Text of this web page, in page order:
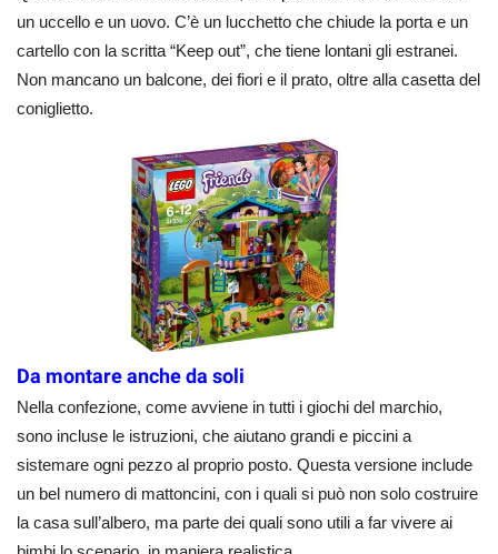
un uccello e un uovo. C’è un lucchetto che chiude la porta e un
cartello con la scritta “Keep out”, che tiene lontani gli estranei.
Non mancano un balcone, dei fiori e il prato, oltre alla casetta del
coniglietto.
Da montare anche da soli
Nella confezione, come avviene in tutti i giochi del marchio,
sono incluse le istruzioni, che aiutano grandi e piccini a
sistemare ogni pezzo al proprio posto. Questa versione include
un bel numero di mattoncini, con i quali si può non solo costruire
la casa sull’albero, ma parte dei quali sono utili a far vivere ai